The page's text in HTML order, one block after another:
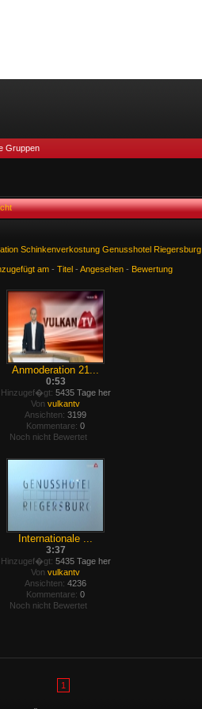
Gruppen
Schinkenverkostung Genusshotel Riegersburg
am - Titel - Angesehen - Bewertung
Anmoderation 21...
0:53
Hinzugef�gt: 5435 Tage her
Von vulkantv
Ansichten: 3199
Kommentare: 0
Noch nicht Bewertet
Internationale ...
3:37
Hinzugef�gt: 5435 Tage her
Von vulkantv
Ansichten: 4236
Kommentare: 0
Noch nicht Bewertet
1